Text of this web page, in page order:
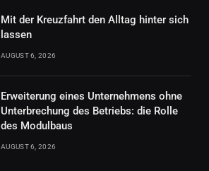
Mit der Kreuzfahrt den Alltag hinter sich
lassen
AUGUST 6, 2026
Erweiterung eines Unternehmens ohne
Unterbrechung des Betriebs: die Rolle
des Modulbaus
AUGUST 6, 2026